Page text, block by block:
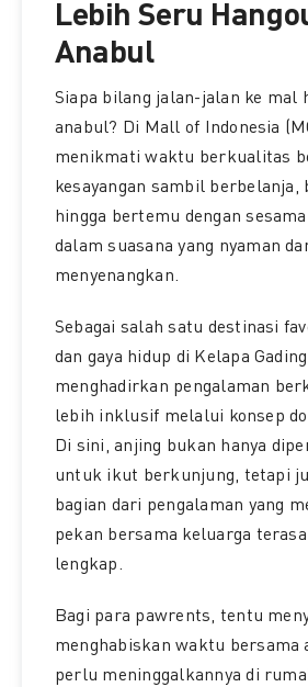
Lebih Seru
Anabul
Siapa bilang jalan-jalan ke mal
anabul? Di Mall of Indonesia
menikmati waktu berkualitas
kesayangan sambil berbelanja,
hingga bertemu dengan
dalam suasana yang nyaman
menyenangkan.
Sebagai salah satu destinasi
dan gaya hidup di Kelapa
menghadirkan pengalaman
lebih inklusif melalui konsep
Di sini, anjing bukan hanya
untuk ikut berkunjung, tetapi
bagian dari pengalaman yang
pekan bersama keluarga
lengkap.
Bagi para pawrents, tentu
menghabiskan waktu bersama
perlu meninggalkannya di